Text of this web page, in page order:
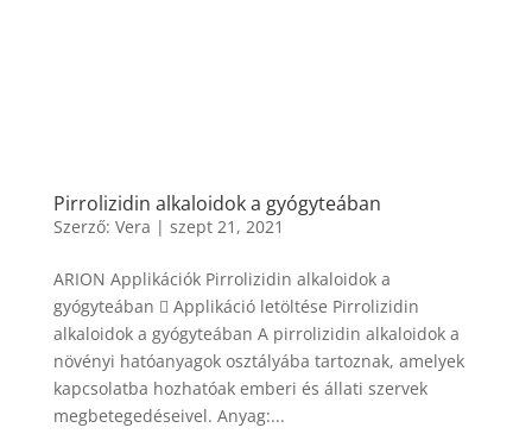
Pirrolizidin alkaloidok a gyógyteában
Szerző: Vera | szept 21, 2021
ARION Applikációk Pirrolizidin alkaloidok a
gyógyteában  Applikáció letöltése Pirrolizidin
alkaloidok a gyógyteában A pirrolizidin alkaloidok a
növényi hatóanyagok osztályába tartoznak, amelyek
kapcsolatba hozhatóak emberi és állati szervek
megbetegedéseivel. Anyag:...